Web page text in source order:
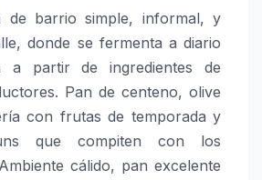
de barrio simple, informal, y
donde se fermenta a diario
a partir de ingredientes de
Pan de centeno, olive
con frutas de temporada y
que compiten con los
cálido, pan excelente